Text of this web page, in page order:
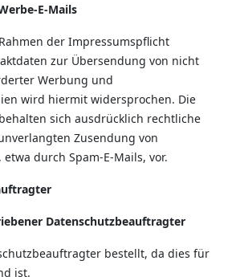
E-Mails
der Impressumspflicht
zur Übersendung von nicht
Werbung und
wird hiermit widersprochen. Die
sich ausdrücklich rechtliche
Zusendung von
durch Spam-E-Mails, vor.
Datenschutzbeauftragter
bestellt, da dies für
ist.